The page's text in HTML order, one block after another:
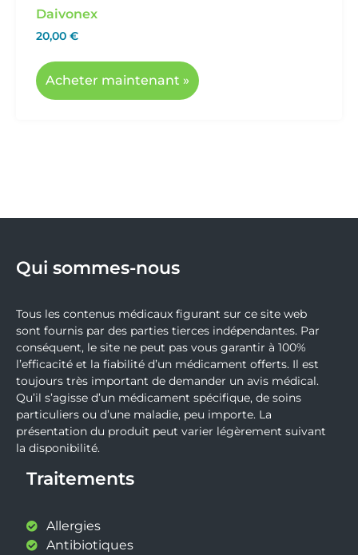
Daivonex
20,00 €
Acheter maintenant »
Qui sommes-nous
Tous les contenus médicaux figurant sur ce site web
sont fournis par des parties tierces indépendantes. Par
conséquent, le site ne peut pas vous garantir à 100%
l’efficacité et la fiabilité d’un médicament offerts. Il est
toujours très important de demander un avis médical.
Qu’il s’agisse d’un médicament spécifique, de soins
particuliers ou d’une maladie, peu importe. La
présentation du produit peut varier légèrement suivant
la disponibilité.
Traitements
Allergies
Antibiotiques